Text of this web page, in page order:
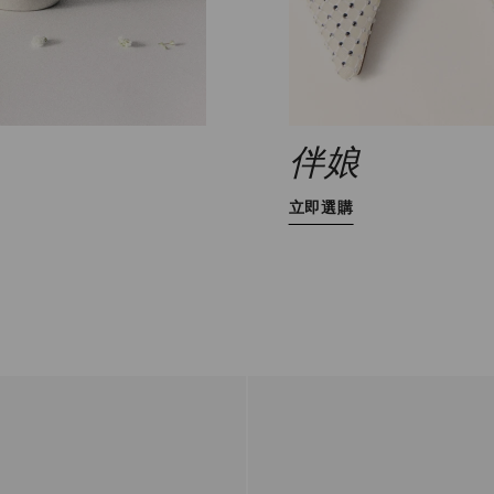
伴娘
立即選購